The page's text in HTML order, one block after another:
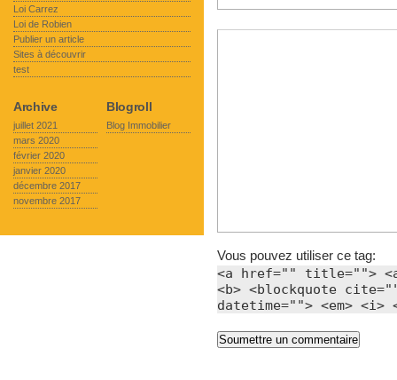
Vous pouvez utiliser ce tag:
<a href="" title="">
<b> <blockquote
datetime=""> <em>
Loi Carrez
Loi de Robien
Publier un article
Sites à découvrir
test
Archive
juillet 2021
mars 2020
février 2020
janvier 2020
décembre 2017
novembre 2017
Blogroll
Blog Immobilier